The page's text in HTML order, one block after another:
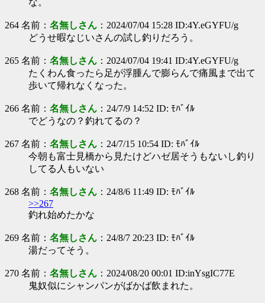
な。
264 名前： 名無しさん ：2024/07/04 15:28 ID:4Y.eGYFU/g
どうせ暇なじいさんの試し釣りだろう。
265 名前： 名無しさん ：2024/07/04 19:41 ID:4Y.eGYFU/g
たくわん食ったら足が浮腫んで膨らんで痛風まで出て
歩いて帰れなくなった。
266 名前： 名無しさん ：24/7/9 14:52 ID: ﾓﾊﾞｲﾙ
でどうなの？釣れてるの？
267 名前： 名無しさん ：24/7/15 10:54 ID: ﾓﾊﾞｲﾙ
今朝も富士見橋から見たけどハゼ居そうもないし釣り
してる人もいない
268 名前： 名無しさん ：24/8/6 11:49 ID: ﾓﾊﾞｲﾙ
>>267
釣れ始めたかな
269 名前： 名無しさん ：24/8/7 20:23 ID: ﾓﾊﾞｲﾙ
湯だってそう。
270 名前： 名無しさん ：2024/08/20 00:01 ID:inYsgIC77E
鬼奴似にシャンパンがばかば飲まれた。